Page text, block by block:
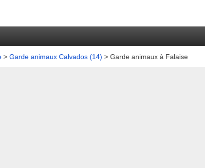
> Garde animaux Calvados (14) > Garde animaux à Falaise